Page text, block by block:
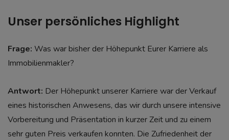
Unser persönliches Highlight
Frage: Was war bisher der Höhepunkt Eurer Karriere als
Immobilienmakler?
Antwort: Der Höhepunkt unserer Karriere war der Verkauf
eines historischen Anwesens, das wir durch unsere intensive
Vorbereitung und Präsentation in kurzer Zeit und zu einem
sehr guten Preis verkaufen konnten. Die Zufriedenheit der